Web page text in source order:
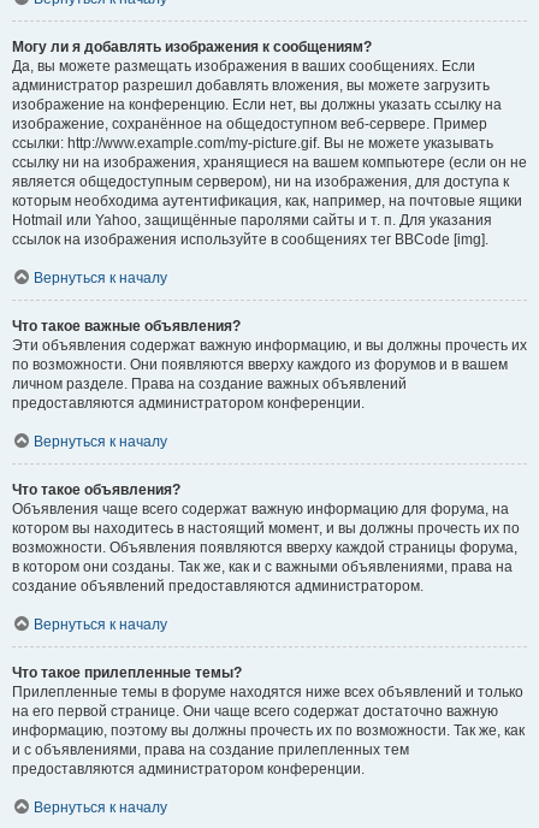
Могу ли я добавлять изображения к сообщениям?
Да, вы можете размещать изображения в ваших сообщениях. Если
администратор разрешил добавлять вложения, вы можете загрузить
изображение на конференцию. Если нет, вы должны указать ссылку на
изображение, сохранённое на общедоступном веб-сервере. Пример
ссылки: http://www.example.com/my-picture.gif. Вы не можете указывать
ссылку ни на изображения, хранящиеся на вашем компьютере (если он не
является общедоступным сервером), ни на изображения, для доступа к
которым необходима аутентификация, как, например, на почтовые ящики
Hotmail или Yahoo, защищённые паролями сайты и т. п. Для указания
ссылок на изображения используйте в сообщениях тег BBCode [img].
Вернуться к началу
Что такое важные объявления?
Эти объявления содержат важную информацию, и вы должны прочесть их
по возможности. Они появляются вверху каждого из форумов и в вашем
личном разделе. Права на создание важных объявлений
предоставляются администратором конференции.
Вернуться к началу
Что такое объявления?
Объявления чаще всего содержат важную информацию для форума, на
котором вы находитесь в настоящий момент, и вы должны прочесть их по
возможности. Объявления появляются вверху каждой страницы форума,
в котором они созданы. Так же, как и с важными объявлениями, права на
создание объявлений предоставляются администратором.
Вернуться к началу
Что такое прилепленные темы?
Прилепленные темы в форуме находятся ниже всех объявлений и только
на его первой странице. Они чаще всего содержат достаточно важную
информацию, поэтому вы должны прочесть их по возможности. Так же, как
и с объявлениями, права на создание прилепленных тем
предоставляются администратором конференции.
Вернуться к началу